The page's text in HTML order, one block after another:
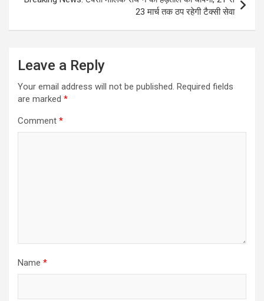
23 मार्च तक ठप रहेगी टैक्सी सेवा
Leave a Reply
Your email address will not be published. Required fields
are marked *
Comment *
Name *